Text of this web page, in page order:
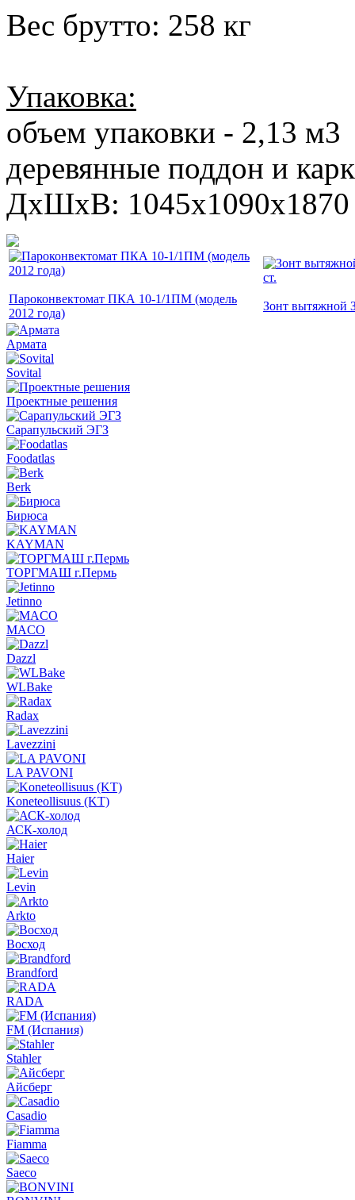
Вес брутто: 258 кг
Упаковка:
объем упаковки - 2,13 м3
деревянные поддон и
ДxШxВ:
Пароконвектомат ПКА 10-1/1ПМ (модель
2012 года)
Зонт вытяжной
Армата
Sovital
Проектные решения
Сарапульский ЭГЗ
Foodatlas
Berk
Бирюса
KAYMAN
ТОРГМАШ г.Пермь
Jetinno
MACO
Dazzl
WLBake
Radax
Lavezzini
LA PAVONI
Koneteollisuus (KT)
АСК-холод
Haier
Levin
Arkto
Восход
Brandford
RADA
FM (Испания)
Stahler
Айсберг
Casadio
Fiamma
Saeco